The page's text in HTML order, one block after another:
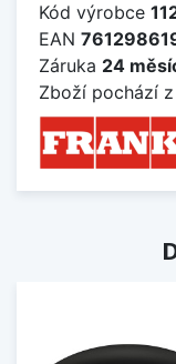
Kód výrobce
EAN
Záruka 24
Zboží pochází